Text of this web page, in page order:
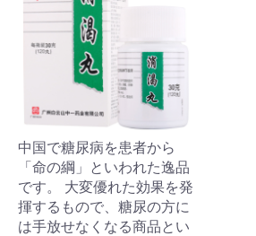
中国で糖尿病を患者から
「命の綱」といわれた逸品
です。 大変優れた効果を発
揮するもので、糖尿の方に
は手放せなくなる商品とい